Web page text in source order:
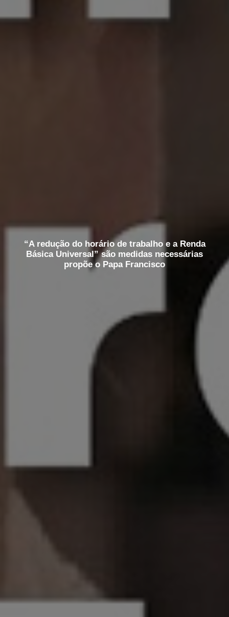
“A redução do horário de trabalho e a Renda
Básica Universal” são medidas necessárias
propõe o Papa Francisco